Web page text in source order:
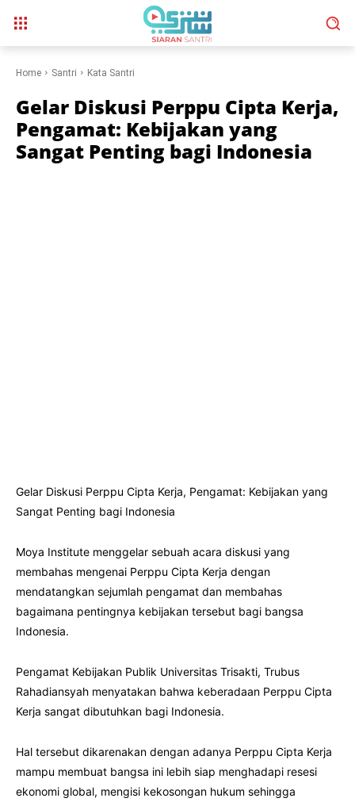
Home Santri Kata Santri
Gelar Diskusi Perppu Cipta Kerja,
Pengamat: Kebijakan yang
Sangat Penting bagi Indonesia
Gelar Diskusi Perppu Cipta Kerja, Pengamat: Kebijakan yang
Sangat Penting bagi Indonesia
Moya Institute menggelar sebuah acara diskusi yang
membahas mengenai Perppu Cipta Kerja dengan
mendatangkan sejumlah pengamat dan membahas
bagaimana pentingnya kebijakan tersebut bagi bangsa
Indonesia.
Pengamat Kebijakan Publik Universitas Trisakti, Trubus
Rahadiansyah menyatakan bahwa keberadaan Perppu Cipta
Kerja sangat dibutuhkan bagi Indonesia.
Hal tersebut dikarenakan dengan adanya Perppu Cipta Kerja
mampu membuat bangsa ini lebih siap menghadapi resesi
ekonomi global, mengisi kekosongan hukum sehingga